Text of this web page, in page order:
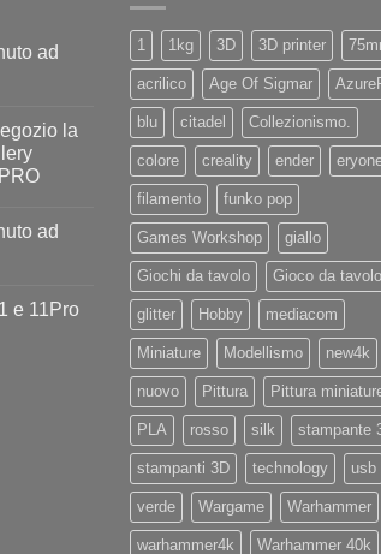
ad
la
ad
e 11Pro
1 1kg 3D 3D printer
acrilico Age Of Sigmar
blu citadel Collezionismo.
colore creality ender
filamento funko pop
Games Workshop giallo
Giochi da tavolo Gioco da tavolo
glitter Hobby mediacom
Miniature Modellismo new4k
nuovo Pittura Pittura
PLA rosso silk stampante
stampanti 3D technology usb
verde Wargame Warhammer
warhammer4k Warhammer 40k